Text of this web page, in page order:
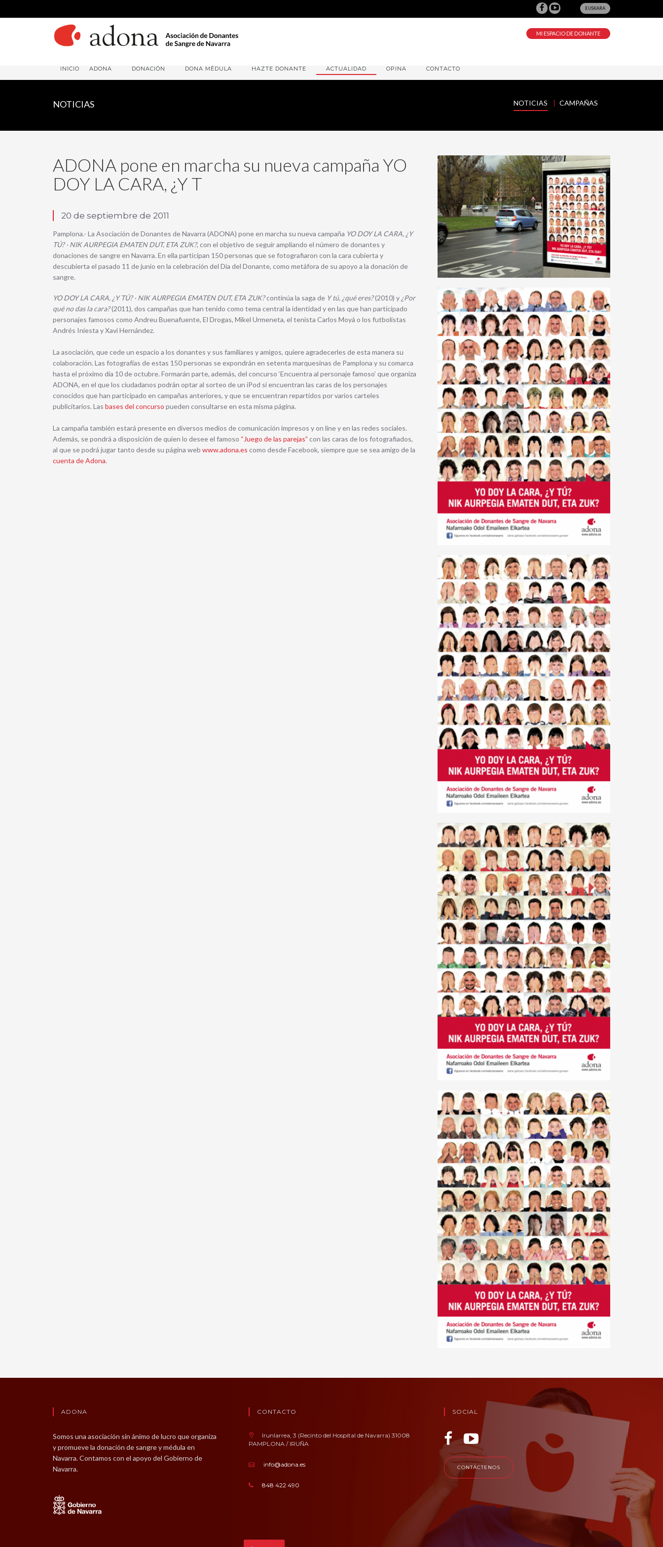
EUSKARA
MI ESPACIO DE DONANTE
INICIO ADONA DONACIÓN DONA MÉDULA HAZTE DONANTE ACTUALIDAD OPINA CONTACTO
NOTICIAS NOTICIAS CAMPAÑAS
ADONA pone en marcha su nueva campaña YO
DOY LA CARA, ¿Y T
20 de septiembre de 2011
Pamplona.- La Asociación de Donantes de Navarra (ADONA) pone en marcha su nueva campaña YO DOY LA CARA, ¿Y
TÚ? · NIK AURPEGIA EMATEN DUT, ETA ZUK?, con el objetivo de seguir ampliando el número de donantes y
donaciones de sangre en Navarra. En ella participan 150 personas que se fotografiaron con la cara cubierta y
descubierta el pasado 11 de junio en la celebración del Día del Donante, como metáfora de su apoyo a la donación de
sangre.
YO DOY LA CARA, ¿Y TÚ? · NIK AURPEGIA EMATEN DUT, ETA ZUK?continúa la saga de Y tú, ¿qué eres?(2010) y¿Por
qué no das la cara?(2011), dos campañas que han tenido como tema central la identidad y en las que han participado
personajes famosos como Andreu Buenafuente, El Drogas, Mikel Urmeneta, el tenista Carlos Moyá o los futbolistas
Andrés Iniesta y Xavi Hernández.
La asociación, que cede un espacio a los donantes y sus familiares y amigos, quiere agradecerles de esta manera su
colaboración. Las fotografías de estas 150 personas se expondrán en setenta marquesinas de Pamplona y su comarca
hasta el próximo día 10 de octubre. Formarán parte, además, del concurso ‘Encuentra al personaje famoso’ que organiza
ADONA, en el que los ciudadanos podrán optar al sorteo de un iPod si encuentran las caras de los personajes
conocidos que han participado en campañas anteriores, y que se encuentran repartidos por varios carteles
publicitarios. Las bases del concurso pueden consultarse en esta misma página.
La campaña también estará presente en diversos medios de comunicación impresos y on line y en las redes sociales.
Además, se pondrá a disposición de quien lo desee el famoso “Juego de las parejas” con las caras de los fotografiados,
al que se podrá jugar tanto desde su página web www.adona.es como desde Facebook, siempre que se sea amigo de la
cuenta de Adona.
ADONA
Somos una asociación sin ánimo de lucro que organiza
y promueve la donación de sangre y médula en
Navarra. Contamos con el apoyo del Gobierno de
Navarra.
CONTACTO
Irunlarrea, 3 (Recinto del Hospital de Navarra) 31008
PAMPLONA / IRUÑA
info@adona.es
848 422 490
SOCIAL
CONTÁCTENOS